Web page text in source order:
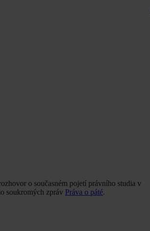
o současném pojetí právního studia v
soukromých zpráv Práva o páté.